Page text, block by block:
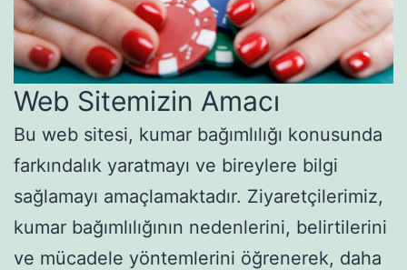
Web Sitemizin Amacı
Bu web sitesi, kumar bağımlılığı konusunda
farkındalık yaratmayı ve bireylere bilgi
sağlamayı amaçlamaktadır. Ziyaretçilerimiz,
kumar bağımlılığının nedenlerini, belirtilerini
ve mücadele yöntemlerini öğrenerek, daha